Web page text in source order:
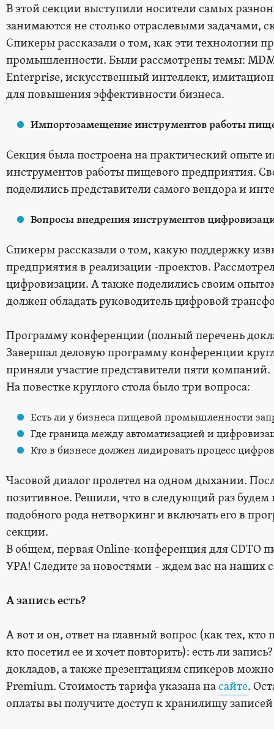
В этой секции выступили носители самых
занимаются не столько отраслевыми задачами,
Спикеры рассказали о том, как эти технологии
промышленности. Были рассмотрены темы:
Enterprise, искусственный интеллект,
для повышения эффективности бизнеса.
Импортозамещение инструментов работы
Секция была построена на практический опыте
инструментов работы пищевого предприятия.
поделились представители самого вендора и
Вопросы внедрения инструментов
Спикеры рассказали о том, какую поддержку
предприятия в реализации -проектов.
цифровизации. А также поделились своим
должен обладать руководитель цифровой
Программу конференции (полный перечень
Завершал деловую программу конференции
приняли участие представители пяти компаний.
На повестке круглого стола было три вопроса:
Есть ли у бизнеса пищевой промышленности
Где граница между автоматизацией и
Кто в бизнесе должен лидировать процесс
Часовой диалог пролетел на одном дыхании.
позитивное. Решили, что в следующий раз
подобного рода нетворкинг и включать его в
секции.
В общем, первая Online-конференция для CDTO
УРА! Следите за новостями – ждем вас на
А запись есть?
А вот и он, ответ на главный вопрос (как тех,
кто посетил ее и хочет повторить): есть ли
докладов, а также презентациям спикеров
Premium. Стоимость тарифа указана насайте.
оплаты вы получите доступ к хранилищу